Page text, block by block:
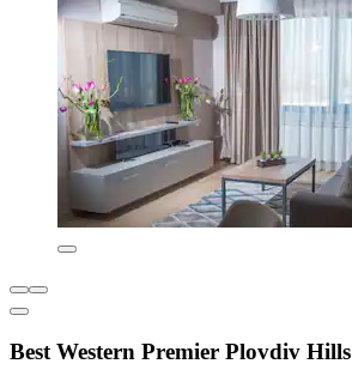
Best Western Premier Plovdiv Hills